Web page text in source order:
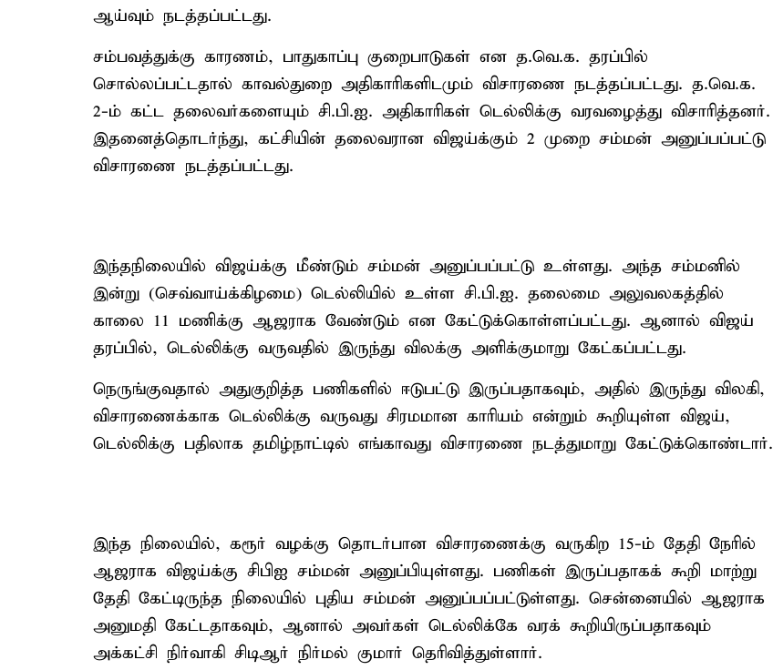
ஆய்வும் நடத்தப்பட்டது.
சம்பவத்துக்கு காரணம், பாதுகாப்பு குறைபாடுகள் என த.வெ.க. தரப்பில்
சொல்லப்பட்டதால் காவல்துறை அதிகாரிகளிடமும் விசாரணை நடத்தப்பட்டது. த.வெ.க.
2-ம் கட்ட தலைவர்களையும் சி.பி.ஐ. அதிகாரிகள் டெல்லிக்கு வரவழைத்து விசாரித்தனர்.
இதனைத்தொடர்ந்து, கட்சியின் தலைவரான விஜய்க்கும் 2 முறை சம்மன் அனுப்பப்பட்டு
விசாரணை நடத்தப்பட்டது.
இந்தநிலையில் விஜய்க்கு மீண்டும் சம்மன் அனுப்பப்பட்டு உள்ளது. அந்த சம்மனில்
இன்று (செவ்வாய்க்கிழமை) டெல்லியில் உள்ள சி.பி.ஐ. தலைமை அலுவலகத்தில்
காலை 11 மணிக்கு ஆஜராக வேண்டும் என கேட்டுக்கொள்ளப்பட்டது. ஆனால் விஜய்
தரப்பில், டெல்லிக்கு வருவதில் இருந்து விலக்கு அளிக்குமாறு கேட்கப்பட்டது.
நெருங்குவதால் அதுகுறித்த பணிகளில் ஈடுபட்டு இருப்பதாகவும், அதில் இருந்து விலகி,
விசாரணைக்காக டெல்லிக்கு வருவது சிரமமான காரியம் என்றும் கூறியுள்ள விஜய்,
டெல்லிக்கு பதிலாக தமிழ்நாட்டில் எங்காவது விசாரணை நடத்துமாறு கேட்டுக்கொண்டார்.
இந்த நிலையில், கரூர் வழக்கு தொடர்பான விசாரணைக்கு வருகிற 15-ம் தேதி நேரில்
ஆஜராக விஜய்க்கு சிபிஐ சம்மன் அனுப்பியுள்ளது. பணிகள் இருப்பதாகக் கூறி மாற்று
தேதி கேட்டிருந்த நிலையில் புதிய சம்மன் அனுப்பப்பட்டுள்ளது. சென்னையில் ஆஜராக
அனுமதி கேட்டதாகவும், ஆனால் அவர்கள் டெல்லிக்கே வரக் கூறியிருப்பதாகவும்
அக்கட்சி நிர்வாகி சிடிஆர் நிர்மல் குமார் தெரிவித்துள்ளார்.